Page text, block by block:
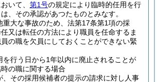
いて、 第1号の規定により臨時的任用を行
、その承認があつたものとみなす。
重大な事故のため、法第17条第1項の採
又は転任の方法により職員を任命するま
の職を欠員にしておくことができない緊
を行う日から1年以内に廃止されることが
の職に関する場合
、その採用候補者の提示の請求に対し人事